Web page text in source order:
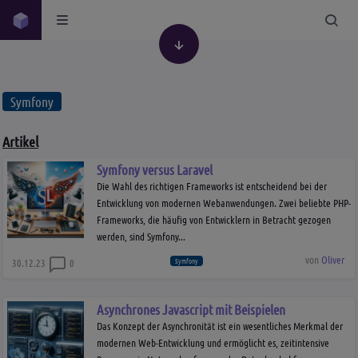
Symfony
Artikel
Symfony versus Laravel
Die Wahl des richtigen Frameworks ist entscheidend bei der
Entwicklung von modernen Webanwendungen. Zwei beliebte PHP-
Frameworks, die häufig von Entwicklern in Betracht gezogen
werden, sind Symfony...
30.12.23
0 Symfony von Oliver
Asynchrones Javascript mit Beispielen
Das Konzept der Asynchronität ist ein wesentliches Merkmal der
modernen Web-Entwicklung und ermöglicht es, zeitintensive